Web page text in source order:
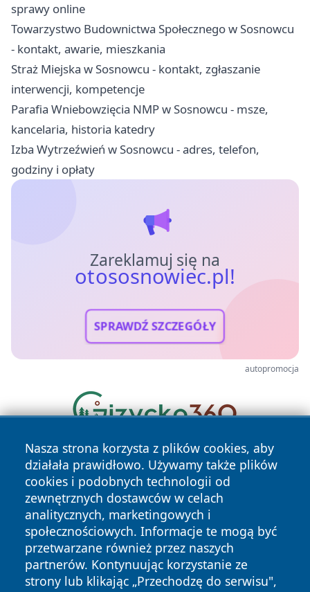
sprawy online
Towarzystwo Budownictwa Społecznego w Sosnowcu
- kontakt, awarie, mieszkania
Straż Miejska w Sosnowcu - kontakt, zgłaszanie
interwencji, kompetencje
Parafia Wniebowzięcia NMP w Sosnowcu - msze,
kancelaria, historia katedry
Izba Wytrzeźwień w Sosnowcu - adres, telefon,
godziny i opłaty
Zareklamuj się na
otososnowiec.pl!
SPRAWDŹ SZCZEGÓŁY
autopromocja
Nasza strona korzysta z plików cookies, aby
działała prawidłowo. Używamy także plików
cookies i podobnych technologii od
zewnętrznych dostawców w celach
analitycznych, marketingowych i
społecznościowych. Informacje te mogą być
przetwarzane również przez naszych
partnerów. Kontynuując korzystanie ze
strony lub klikając „Przechodzę do serwisu",
Copyright © 2026 otososnowiec.pl Wszystkie prawa
zastrzeżone.